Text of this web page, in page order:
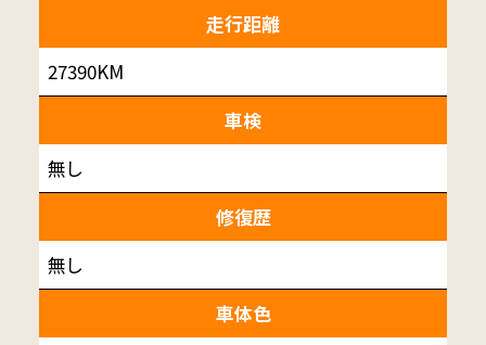
走行距離
27390KM
車検
無し
修復歴
無し
車体色